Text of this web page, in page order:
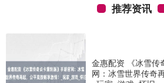
推荐资讯
金惠配资 《冰雪传
网：冰雪世界传奇